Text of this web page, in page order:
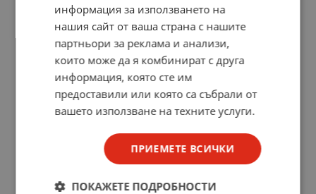
информация за използването на
нашия сайт от ваша страна с нашите
партньори за реклама и анализи,
които може да я комбинират с друга
информация, която сте им
предоставили или която са събрали от
вашето използване на техните услуги.
ПРИЕМЕТЕ ВСИЧКИ
ПОКАЖЕТЕ ПОДРОБНОСТИ